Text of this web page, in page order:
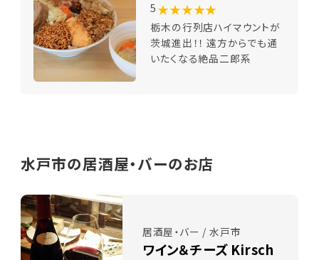
5 ★★★★★
栃木の行列店ハイマウントが
茨城進出！！ 遠方からでも通
いたくなる絶品二郎系
水戸市の居酒屋・バーのお店
居酒屋・バー / 水戸市
ワイン＆チーズ Kirsch